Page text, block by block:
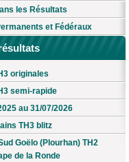
les Résultats
et Fédéraux
originales
semi-rapide
au 31/07/2026
TH3 blitz
Goëlo (Plourhan) TH2
de la Ronde